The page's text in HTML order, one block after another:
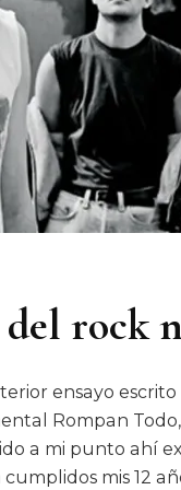
rock
ensayo
Rompan
a mi punto ahí
mis 12